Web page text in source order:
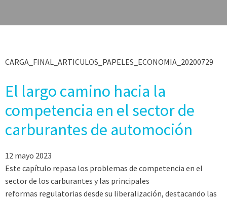
CARGA_FINAL_ARTICULOS_PAPELES_ECONOMIA_20200729
El largo camino hacia la
competencia en el sector de
carburantes de automoción
12 mayo 2023
Este capítulo repasa los problemas de competencia en el
sector de los carburantes y las principales
reformas regulatorias desde su liberalización, destacando las